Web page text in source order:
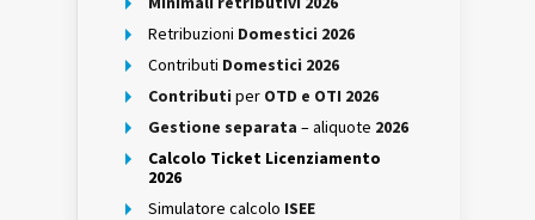
Retribuzioni Domestici 2026
Contributi Domestici 2026
Contributi per OTD e OTI 2026
Gestione separata – aliquote 2026
Calcolo Ticket Licenziamento
2026
Simulatore calcolo ISEE